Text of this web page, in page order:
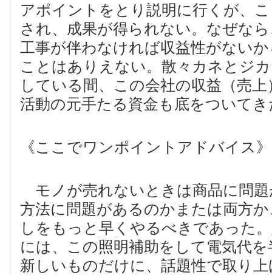
アポイントをとり説明に行くが、
され、成果が得られない。なぜな
工事が伴わなければ収益性がない
ことはありえない。散々カネとジ
している間、この会社の収益（売
活動の元手たる資金も底をついてき
《ここでワンポイントアドバイス》
モノが売れないときは商品に問
方法に問題があるのかまたは両方
しをもっと早くやるべきであった
には、この照明補助をして電気代
新しいものだけに、話題性で取り